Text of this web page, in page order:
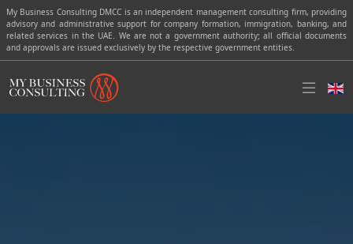
My Business Consulting DMCC is an independent management consulting firm, providing
advisory and administrative support for company formation, immigration, banking, and
related services in the UAE. We are not a government authority; all official documents
and approvals are issued exclusively by the respective government entities.